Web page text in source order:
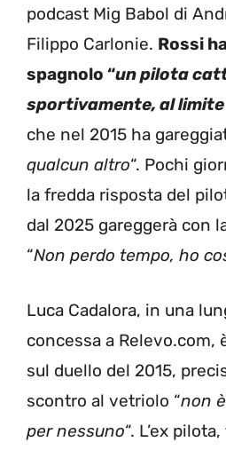
podcast Mig Babol di
Filippo Carlonie. Rossi
spagnolo “un pilota
sportivamente, al
che nel 2015 ha
qualcun altro“. Pochi
la fredda risposta del
dal 2025 gareggerà con
“Non perdo tempo, ho
Luca Cadalora, in una
concessa a Relevo.com,
sul duello del 2015,
scontro al vetriolo “non
per nessuno“. L’ex